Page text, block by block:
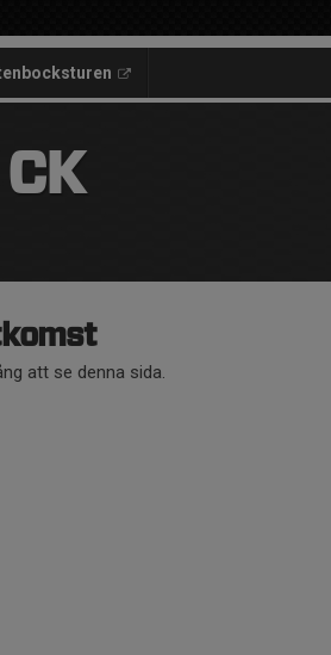
att se denna sida.